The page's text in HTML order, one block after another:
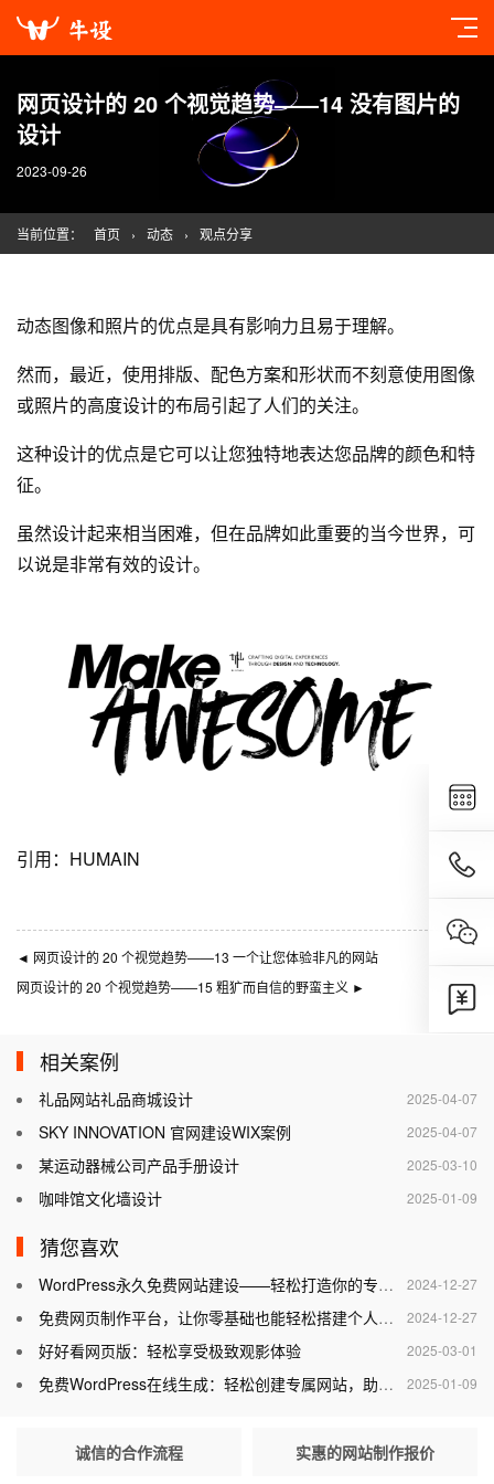
网页设计的 20 个视觉趋势——14 没有图片的
设计
2023-09-26
当前位置： 首页 › 动态 › 观点分享
动态图像和照片的优点是具有影响力且易于理解。
然而，最近，使用排版、配色方案和形状而不刻意使用图像
或照片的高度设计的布局引起了人们的关注。
这种设计的优点是它可以让您独特地表达您品牌的颜色和特
征。
虽然设计起来相当困难，但在品牌如此重要的当今世界，可
以说是非常有效的设计。
引用： HUMAIN
◄ 网页设计的 20 个视觉趋势——13 一个让您体验非凡的网站
网页设计的 20 个视觉趋势——15 粗犷而自信的野蛮主义 ►
相关案例
2025-04-07
礼品网站礼品商城设计
2025-04-07
SKY INNOVATION 官网建设WIX案例
2025-03-10
某运动器械公司产品手册设计
2025-01-09
咖啡馆文化墙设计
猜您喜欢
2024-12-27
WordPress永久免费网站建设——轻松打造你的专属网站
2024-12-27
免费网页制作平台，让你零基础也能轻松搭建个人网站
2025-03-01
好好看网页版：轻松享受极致观影体验
2025-01-09
免费WordPress在线生成：轻松创建专属网站，助力个人与企业腾飞
诚信的合作流程 实惠的网站制作报价